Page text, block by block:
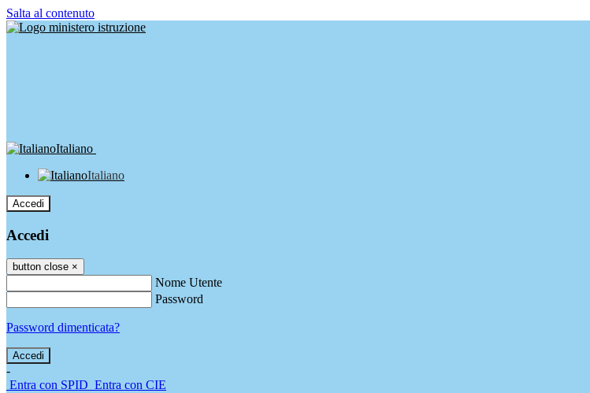
Salta al contenuto
Italiano
Italiano
Accedi
Accedi
button close ×
Nome Utente
Password
Password dimenticata?
-
Entra con SPID Entra con CIE